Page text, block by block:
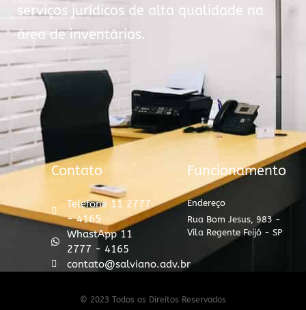
serviços jurídicos de alta qualidade na
área de inventários.
Contato
Telefone 11 2777
- 4165
WhastApp 11
2777 - 4165
contato@salviano.adv.br
Funcionamento
Endereço
Rua Bom Jesus, 983 -
Vila Regente Feijó - SP
© 2023 Todos os Direitos Reservados